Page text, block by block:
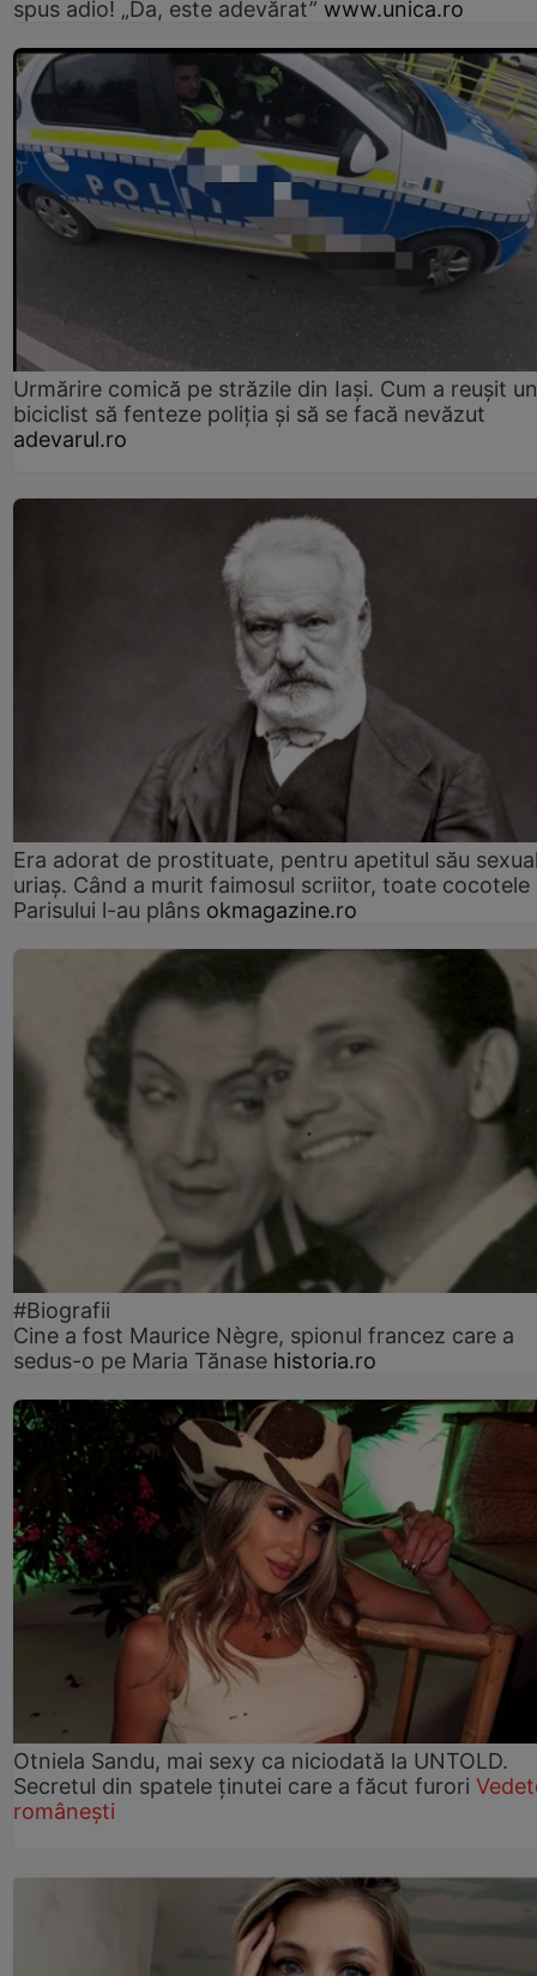
spus adio! „Da, este adevărat” www.unica.ro
Urmărire comică pe străzile din Iași. Cum a reușit un
biciclist să fenteze poliția și să se facă nevăzut
adevarul.ro
Era adorat de prostituate, pentru apetitul său
uriaș. Când a murit faimosul scriitor, toate cocotele
Parisului l-au plâns okmagazine.ro
#Biografii
Cine a fost Maurice Nègre, spionul francez care a
sedus-o pe Maria Tănase historia.ro
Otniela Sandu, mai sexy ca niciodată la UNTOLD.
Secretul din spatele ținutei care a făcut furori
românești